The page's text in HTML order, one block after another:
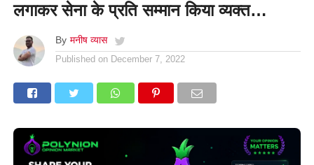
लगाकर सेना के प्रति सम्मान किया व्यक्त…
By मनीष व्यास
Published on December 7, 2022